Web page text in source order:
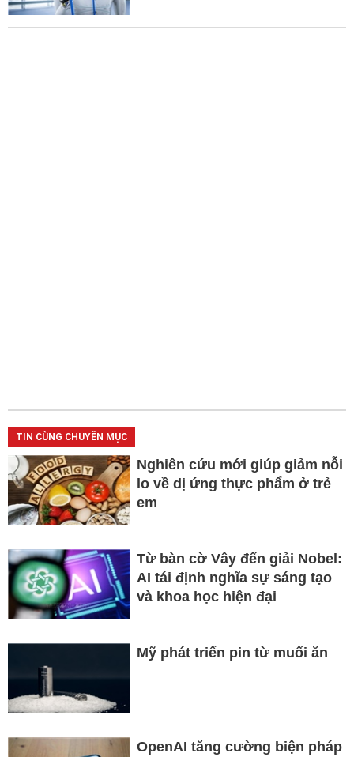
TIN CÙNG CHUYÊN MỤC
Nghiên cứu mới giúp giảm nỗi
lo về dị ứng thực phẩm ở trẻ
em
Từ bàn cờ Vây đến giải Nobel:
AI tái định nghĩa sự sáng tạo
và khoa học hiện đại
Mỹ phát triển pin từ muối ăn
OpenAI tăng cường biện pháp